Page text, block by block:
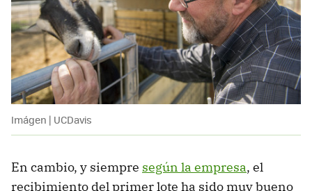
Imágen | UCDavis
En cambio, y siempre según la empresa, el
recibimiento del primer lote ha sido muy bueno